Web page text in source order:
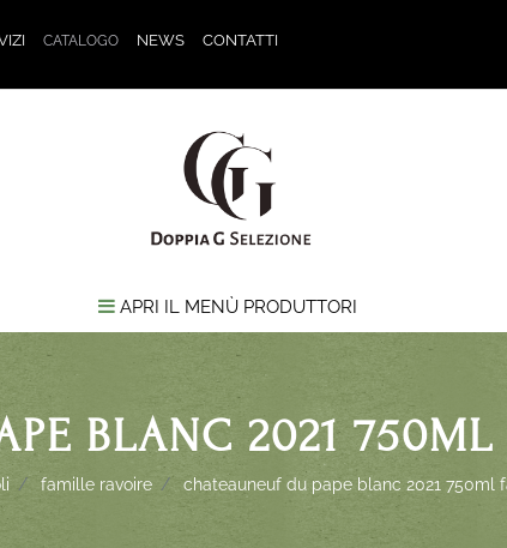
CATALOGO NEWS CONTATTI
APRI IL MENÙ PRODUTTORI
BLANC 2021
famille ravoire chateauneuf du pape blanc 2021 750ml